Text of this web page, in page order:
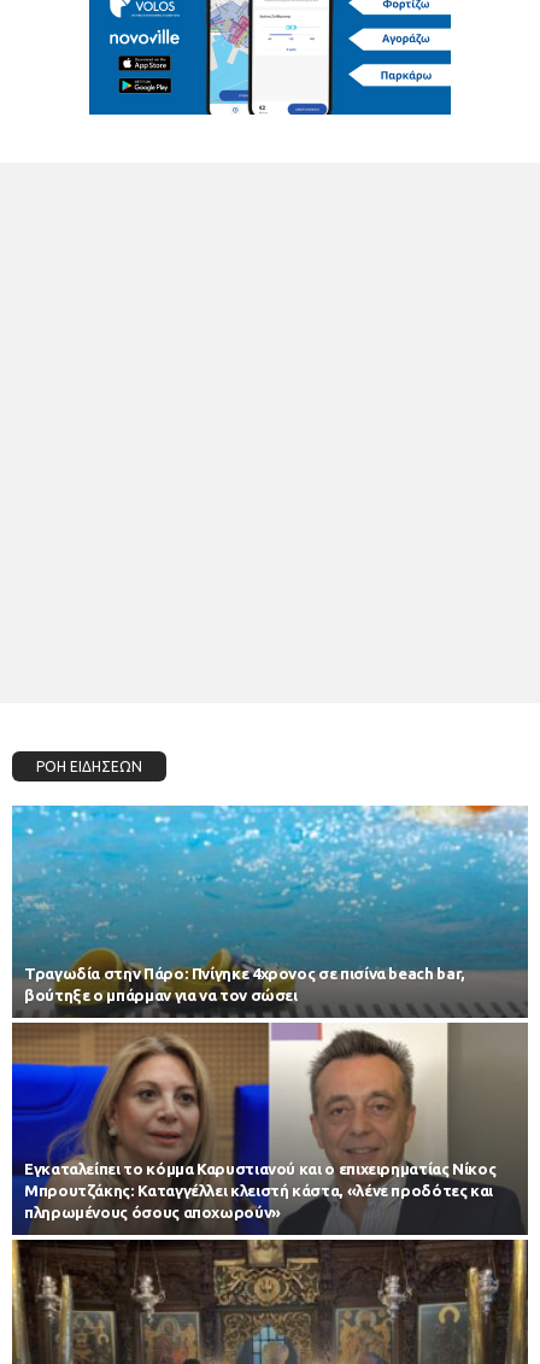
ΡΟΗ ΕΙΔΗΣΕΩΝ
Τραγωδία στην Πάρο: Πνίγηκε 4χρονος σε πισίνα beach bar,
βούτηξε ο μπάρμαν για να τον σώσει
Εγκαταλείπει το κόμμα Καρυστιανού και ο επιχειρηματίας Νίκος
Μπρουτζάκης: Καταγγέλλει κλειστή κάστα, «λένε προδότες και
πληρωμένους όσους αποχωρούν»